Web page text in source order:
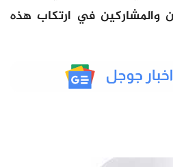
والمشاركين في ارتكاب هذه